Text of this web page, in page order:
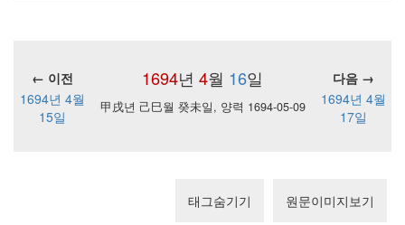
1694년 4월 16일
← 이전
다음 →
1694년 4월
15일
甲戌년 己巳월 癸未일, 양력 1694-05-09
1694년 4월
17일
태그숨기기 원문이미지보기